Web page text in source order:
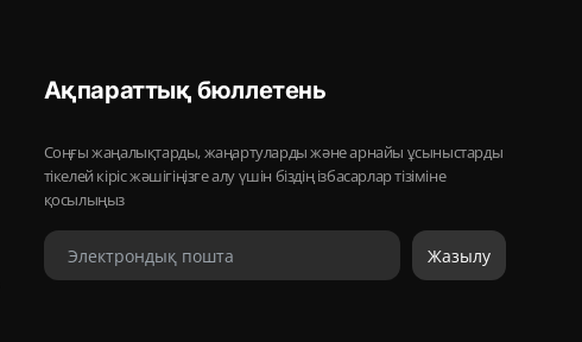
Ақпараттық бюллетень
Соңғы жаңалықтарды, жаңартуларды және арнайы ұсыныстарды
тікелей кіріс жәшігіңізге алу үшін біздің ізбасарлар тізіміне
қосылыңыз
Жазылу